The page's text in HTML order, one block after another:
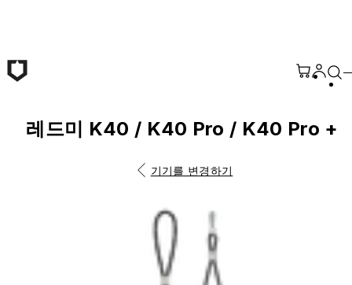
레드미 K40 / K40 Pro / K40 Pro +
기기를 변경하기